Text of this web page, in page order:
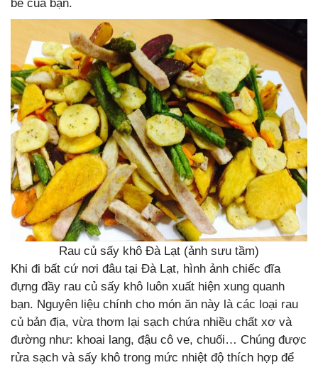
bè của bạn.
Rau củ sấy khô Đà Lạt (ảnh sưu tầm)
Khi đi bất cứ nơi đâu tại Đà Lạt, hình ảnh chiếc đĩa
đựng đầy rau củ sấy khô luôn xuất hiện xung quanh
bạn. Nguyên liệu chính cho món ăn này là các loại rau
củ bản địa, vừa thơm lại sạch chứa nhiều chất xơ và
đường như: khoai lang, đậu cô ve, chuối… Chúng được
rửa sạch và sấy khô trong mức nhiệt độ thích hợp để